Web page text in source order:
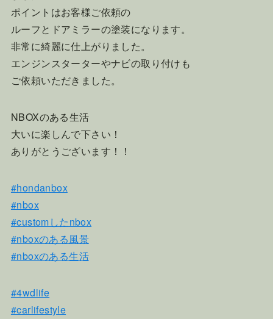
ポイントはお客様ご依頼の
ルーフとドアミラーの塗装になります。
非常に綺麗に仕上がりました。
エンジンスターターやナビの取り付けも
ご依頼いただきました。
NBOXのある生活
大いに楽しんで下さい！
ありがとうございます！！
#hondanbox
#nbox
#customしたnbox
#nboxのある風景
#nboxのある生活
#4wdlife
#carlifestyle